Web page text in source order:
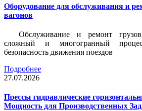
Оборудование для обслуживания и
вагонов
Обслуживание и ремонт
сложный и многогранный
безопасность движения поездов
Подробнее
27.07.2026
Прессы гидравлические
Мощность для Производственных